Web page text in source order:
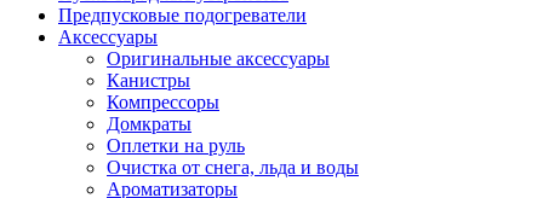
Предпусковые подогреватели
Аксессуары
Оригинальные аксессуары
Канистры
Компрессоры
Домкраты
Оплетки на руль
Очистка от снега, льда и воды
Ароматизаторы